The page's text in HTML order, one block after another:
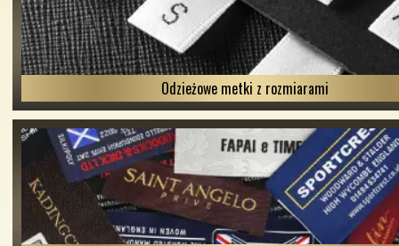
Odzieżowe metki z rozmiarami